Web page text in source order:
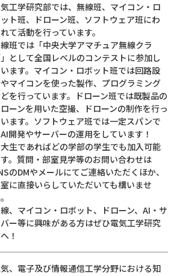
工学研究部では、無線班、マイコン・ロ
ト班、ドローン班、ソフトウェア班にわ
て活動を行っています。
班では「中央大学アマチュア無線クラ
として全国レベルのコンテストに参加し
ます。マイコン・ロボット班では回路設
マイコンを使った製作、プログラミング
を行っています。ドローン班では既製品の
ローンを用いた空撮、ドローンの制作を行っ
ます。ソフトウェア班では一定スパンで
開発やサーバーの運用をしています！
生であればどの学部の学生でも加入可能
。質問・部室見学等のお問い合わせは
のDMやメールにてご連絡いただくほか、
に直接いらしていただいても構いませ
、マイコン・ロボット、ドローン、AI・サ
ー等に興味がある方はぜひ電気工学研究
！
、電子及び情報通信工学分野における知